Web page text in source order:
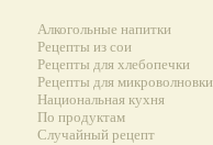
Алкогольные напитки
Рецепты из сои
Рецепты для хлебопечки
Рецепты для микроволновки
Национальная кухня
По продуктам
Случайный рецепт